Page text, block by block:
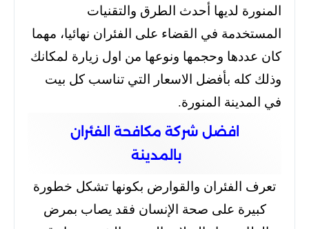
المنورة لديها أحدث الطرق والتقنيات
المستخدمة في القضاء على الفئران نهائيا، مهما
كان عددها وحجمها ونوعها من اول زيارة لمكانك
وذلك كله بأفضل الاسعار التي تناسب كل بيت
في المدينة المنورة.
افضل شركة مكافحة الفئران
بالمدينة
تعرف الفئران والقوارض بكونها تشكل خطورة
كبيرة على صحة الإنسان فقد يصاب بمرض